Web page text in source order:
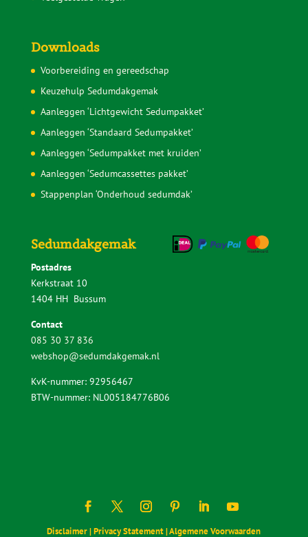
Downloads
Voorbereiding en gereedschap
Keuzehulp Sedumdakgemak
Aanleggen ‘Lichtgewicht Sedumpakket’
Aanleggen ‘Standaard Sedumpakket’
Aanleggen ‘Sedumpakket met kruiden’
Aanleggen ‘Sedumcassettes pakket’
Stappenplan ‘Onderhoud sedumdak’
Sedumdakgemak
Postadres
Kerkstraat 10
1404 HH Bussum
Contact
085 30 37 836
webshop@sedumdakgemak.nl
KvK-nummer: 92956467
BTW-nummer: NL005184776B06
Disclaimer |Privacy Statement |Algemene Voorwaarden